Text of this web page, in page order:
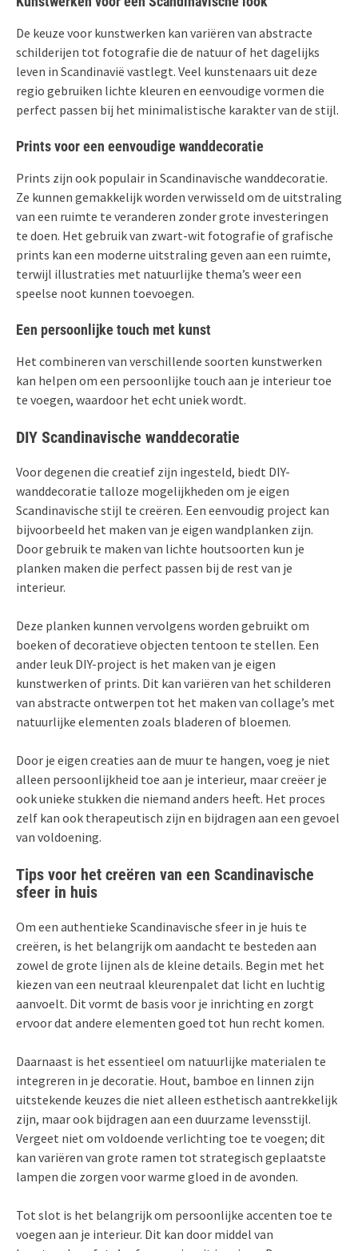
De keuze voor kunstwerken kan variëren van abstracte
schilderijen tot fotografie die de natuur of het dagelijks
leven in Scandinavië vastlegt. Veel kunstenaars uit deze
regio gebruiken lichte kleuren en eenvoudige vormen die
perfect passen bij het minimalistische karakter van de stijl.
Prints voor een eenvoudige wanddecoratie
Prints zijn ook populair in Scandinavische wanddecoratie.
Ze kunnen gemakkelijk worden verwisseld om de uitstraling
van een ruimte te veranderen zonder grote investeringen
te doen. Het gebruik van zwart-wit fotografie of grafische
prints kan een moderne uitstraling geven aan een ruimte,
terwijl illustraties met natuurlijke thema’s weer een
speelse noot kunnen toevoegen.
Een persoonlijke touch met kunst
Het combineren van verschillende soorten kunstwerken
kan helpen om een persoonlijke touch aan je interieur toe
te voegen, waardoor het echt uniek wordt.
DIY Scandinavische wanddecoratie
Voor degenen die creatief zijn ingesteld, biedt DIY-
wanddecoratie talloze mogelijkheden om je eigen
Scandinavische stijl te creëren. Een eenvoudig project kan
bijvoorbeeld het maken van je eigen wandplanken zijn.
Door gebruik te maken van lichte houtsoorten kun je
planken maken die perfect passen bij de rest van je
interieur.
Deze planken kunnen vervolgens worden gebruikt om
boeken of decoratieve objecten tentoon te stellen. Een
ander leuk DIY-project is het maken van je eigen
kunstwerken of prints. Dit kan variëren van het schilderen
van abstracte ontwerpen tot het maken van collage’s met
natuurlijke elementen zoals bladeren of bloemen.
Door je eigen creaties aan de muur te hangen, voeg je niet
alleen persoonlijkheid toe aan je interieur, maar creëer je
ook unieke stukken die niemand anders heeft. Het proces
zelf kan ook therapeutisch zijn en bijdragen aan een gevoel
van voldoening.
Tips voor het creëren van een Scandinavische
sfeer in huis
Om een authentieke Scandinavische sfeer in je huis te
creëren, is het belangrijk om aandacht te besteden aan
zowel de grote lijnen als de kleine details. Begin met het
kiezen van een neutraal kleurenpalet dat licht en luchtig
aanvoelt. Dit vormt de basis voor je inrichting en zorgt
ervoor dat andere elementen goed tot hun recht komen.
Daarnaast is het essentieel om natuurlijke materialen te
integreren in je decoratie. Hout, bamboe en linnen zijn
uitstekende keuzes die niet alleen esthetisch aantrekkelijk
zijn, maar ook bijdragen aan een duurzame levensstijl.
Vergeet niet om voldoende verlichting toe te voegen; dit
kan variëren van grote ramen tot strategisch geplaatste
lampen die zorgen voor warme gloed in de avonden.
Tot slot is het belangrijk om persoonlijke accenten toe te
voegen aan je interieur. Dit kan door middel van